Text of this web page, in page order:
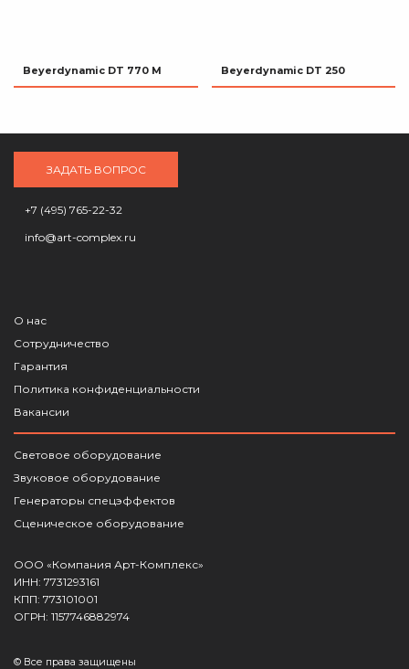
Beyerdynamic DT 770 M Beyerdynamic DT 250
ЗАДАТЬ ВОПРОС
+7 (495) 765-22-32
info@art-complex.ru
О нас
Сотрудничество
Гарантия
Политика конфиденциальности
Вакансии
Световое оборудование
Звуковое оборудование
Генераторы спецэффектов
Сценическое оборудование
ООО «Компания Арт-Комплекс»
ИНН: 7731293161
КПП: 773101001
ОГРН: 1157746882974
© Все права защищены